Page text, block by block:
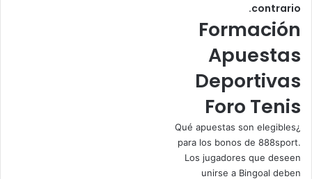
contrario.
Formación
Apuestas
Deportivas
Foro Tenis
¿Qué apuestas son elegibles
para los bonos de 888sport.
Los jugadores que deseen
unirse a Bingoal deben